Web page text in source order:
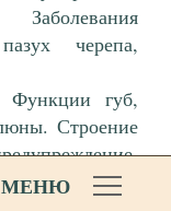
черепа,
Функции губ,
Строение
глотания.
МЕНЮ